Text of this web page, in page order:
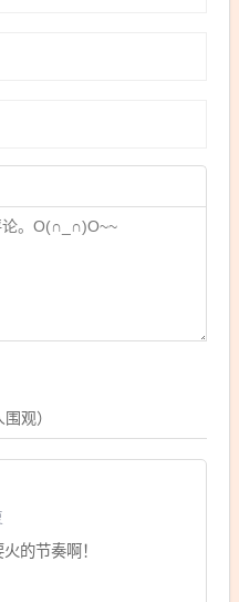
围观）
的节奏啊！